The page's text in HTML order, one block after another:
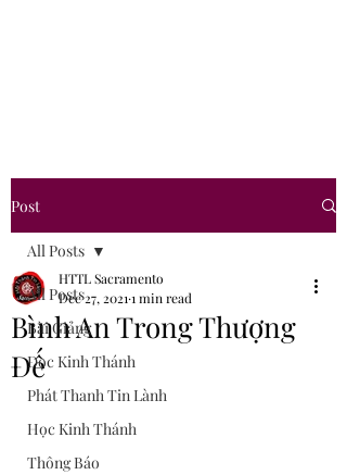
Post
All Posts
Bài Giảng
Đọc Kinh Thánh
Phát Thanh Tin Lành
Học Kinh Thánh
Thông Báo
All Posts
Bình An Trong Thượng
Đế
HTTL Sacramento
Dec 27, 2021 1 min read